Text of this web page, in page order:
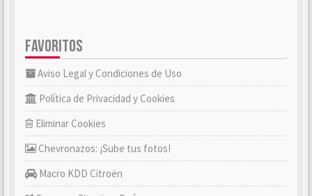
FAVORITOS
Aviso Legal y Condiciones de Uso
Política de Privacidad y Cookies
Eliminar Cookies
Chevronazos: ¡Sube tus fotos!
Macro KDD Citroën